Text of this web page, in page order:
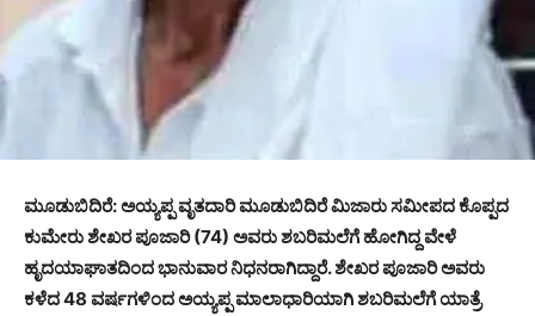
ಮೂಡುಬಿದಿರೆ: ಅಯ್ಯಪ್ಪ ವೃತದಾರಿ ಮೂಡುಬಿದಿರೆ ಮಿಜಾರು ಸಮೀಪದ ಕೊಪ್ಪದ
ಕುಮೇರು ಶೇಖರ ಪೂಜಾರಿ (74) ಅವರು ಶಬರಿಮಲೆಗೆ ಹೋಗಿದ್ದ ವೇಳೆ
ಹೃದಯಾಘಾತದಿಂದ ಭಾನುವಾರ ನಿಧನರಾಗಿದ್ದಾರೆ. ಶೇಖರ ಪೂಜಾರಿ ಅವರು
ಕಳೆದ 48 ವರ್ಷಗಳಿಂದ ಅಯ್ಯಪ್ಪ ಮಾಲಾಧಾರಿಯಾಗಿ ಶಬರಿಮಲೆಗೆ ಯಾತ್ರೆ